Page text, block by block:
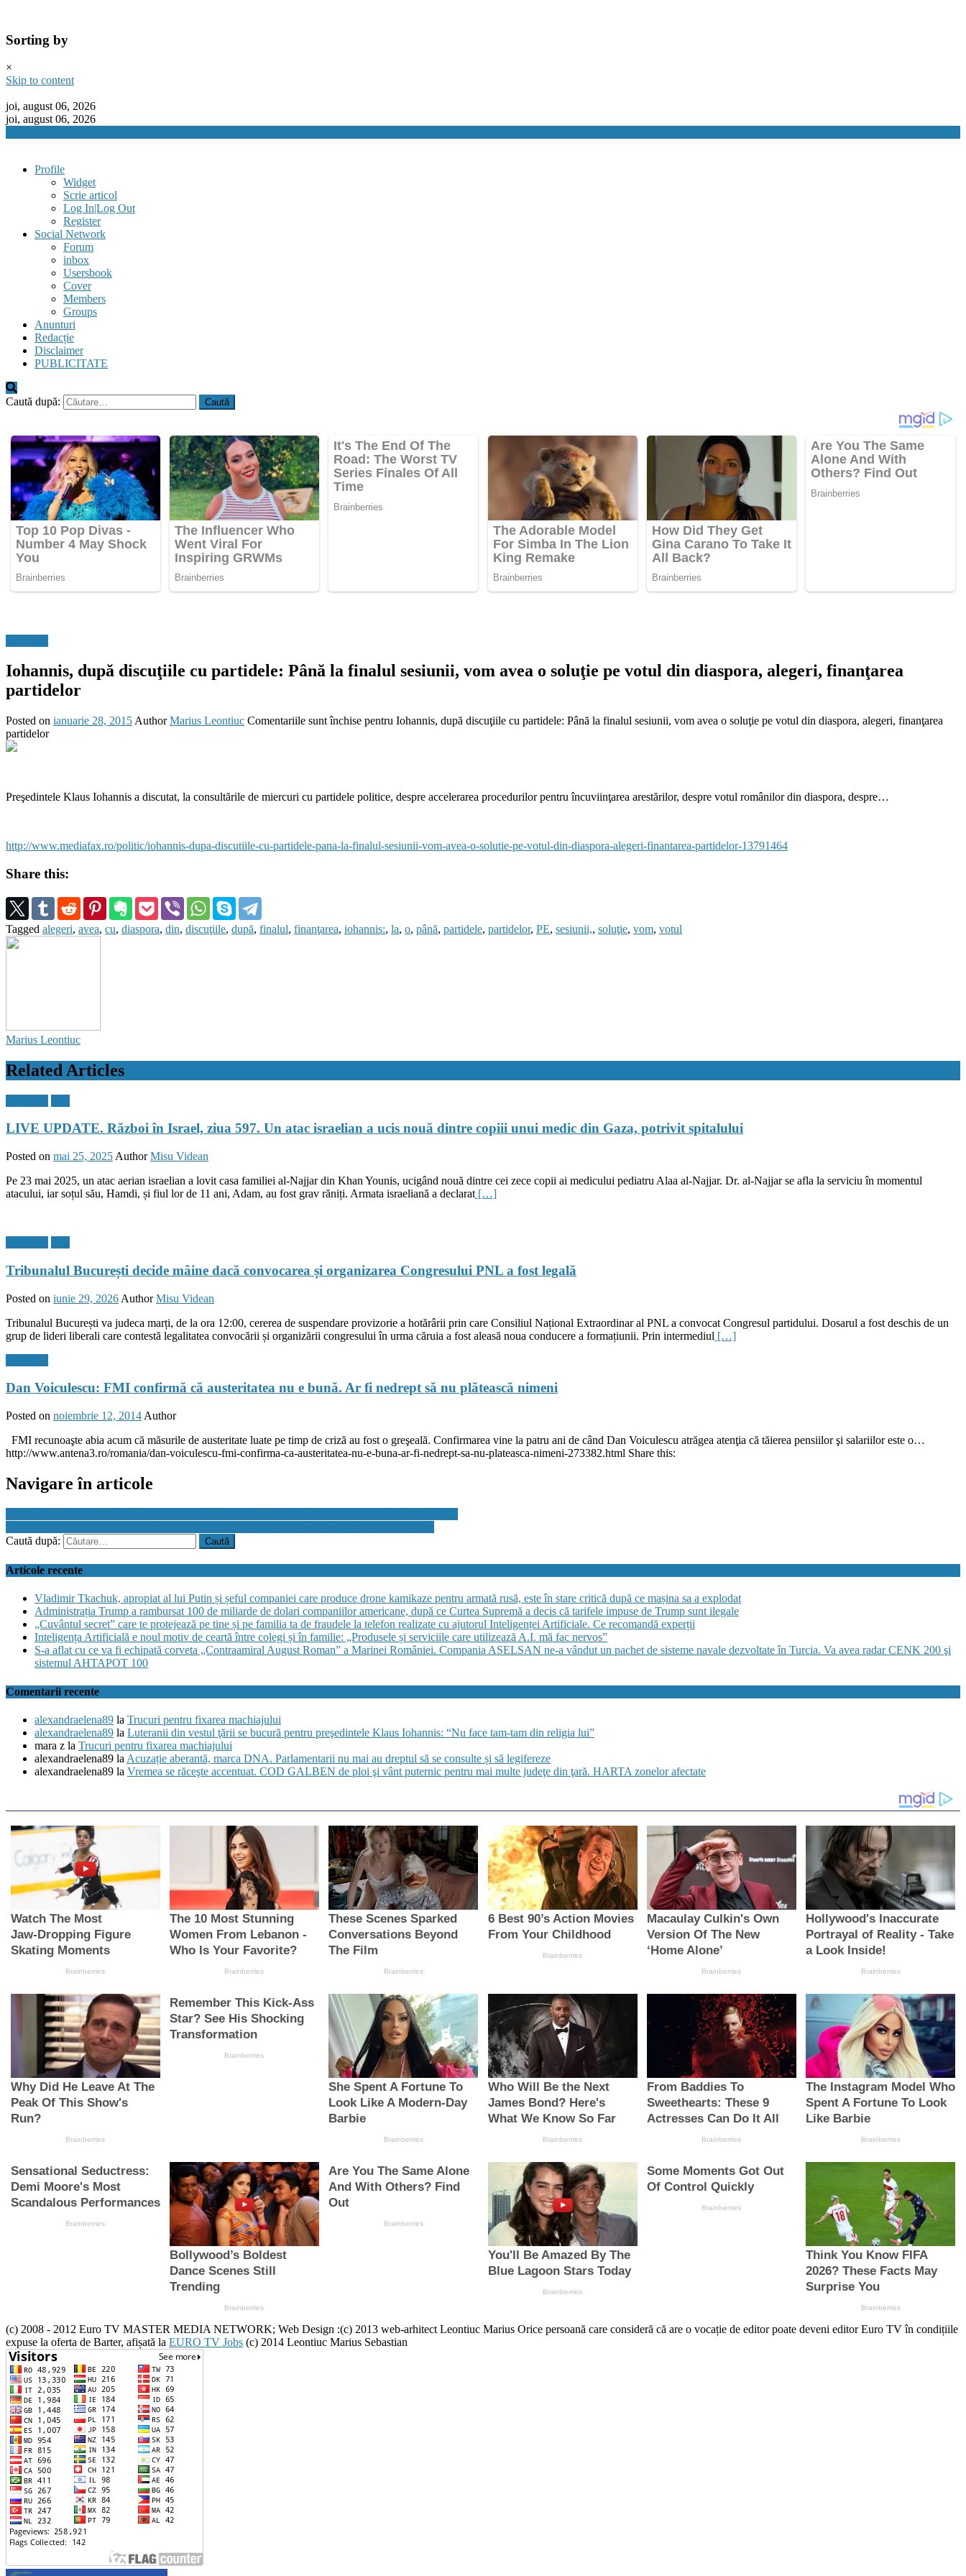
Sorting by
×
Skip to content
joi, august 06, 2026
joi, august 06, 2026
Profile
Widget
Scrie articol
Log In|Log Out
Register
Social Network
Forum
inbox
Usersbook
Cover
Members
Groups
Anunturi
Redacție
Disclaimer
PUBLICITATE
Caută după:
Iohannis, după discuţiile cu partidele: Până la finalul sesiunii, vom avea o soluţie pe votul din diaspora, alegeri, finanţarea
partidelor
Posted on ianuarie 28, 2015 Author Marius Leontiuc Comentariile sunt închise pentru Iohannis, după discuţiile cu partidele: Până la finalul sesiunii, vom avea o soluţie pe votul din diaspora, alegeri, finanţarea
partidelor
Preşedintele Klaus Iohannis a discutat, la consultările de miercuri cu partidele politice, despre accelerarea procedurilor pentru încuviinţarea arestărilor, despre votul românilor din diaspora, despre…
http://www.mediafax.ro/politic/iohannis-dupa-discutiile-cu-partidele-pana-la-finalul-sesiunii-vom-avea-o-solutie-pe-votul-din-diaspora-alegeri-finantarea-partidelor-13791464
Share this:
Tagged alegeri, avea, cu, diaspora, din, discuţiile, după, finalul, finanţarea, iohannis:, la, o, până, partidele, partidelor, PE, sesiunii,, soluţie, vom, votul
Marius Leontiuc
Related Articles
LIVE UPDATE. Război în Israel, ziua 597. Un atac israelian a ucis nouă dintre copiii unui medic din Gaza, potrivit spitalului
Posted on mai 25, 2025 Author Misu Videan
Pe 23 mai 2025, un atac aerian israelian a lovit casa familiei al-Najjar din Khan Younis, ucigând nouă dintre cei zece copii ai medicului pediatru Alaa al-Najjar. Dr. al-Najjar se afla la serviciu în momentul
atacului, iar soțul său, Hamdi, și fiul lor de 11 ani, Adam, au fost grav răniți. Armata israeliană a declarat […]
Tribunalul București decide mâine dacă convocarea și organizarea Congresului PNL a fost legală
Posted on iunie 29, 2026 Author Misu Videan
Tribunalul București va judeca marți, de la ora 12:00, cererea de suspendare provizorie a hotărârii prin care Consiliul Național Extraordinar al PNL a convocat Congresul partidului. Dosarul a fost deschis de un
grup de lideri liberali care contestă legalitatea convocării și organizării congresului în urma căruia a fost aleasă noua conducere a formațiunii. Prin intermediul […]
Dan Voiculescu: FMI confirmă că austeritatea nu e bună. Ar fi nedrept să nu plătească nimeni
Posted on noiembrie 12, 2014 Author
FMI recunoaşte abia acum că măsurile de austeritate luate pe timp de criză au fost o greşeală. Confirmarea vine la patru ani de când Dan Voiculescu atrăgea atenţia că tăierea pensiilor şi salariilor este o…
http://www.antena3.ro/romania/dan-voiculescu-fmi-confirma-ca-austeritatea-nu-e-buna-ar-fi-nedrept-sa-nu-plateasca-nimeni-273382.html Share this:
Navigare în articole
Caută după:
Articole recente
Vladimir Tkachuk, apropiat al lui Putin și șeful companiei care produce drone kamikaze pentru armată rusă, este în stare critică după ce mașina sa a explodat
Administrația Trump a rambursat 100 de miliarde de dolari companiilor americane, după ce Curtea Supremă a decis că tarifele impuse de Trump sunt ilegale
„Cuvântul secret” care te protejează pe tine și pe familia ta de fraudele la telefon realizate cu ajutorul Inteligenței Artificiale. Ce recomandă experții
Inteligența Artificială e noul motiv de ceartă între colegi și în familie: „Produsele și serviciile care utilizează A.I. mă fac nervos”
S-a aflat cu ce va fi echipată corveta „Contraamiral August Roman” a Marinei României. Compania ASELSAN ne-a vândut un pachet de sisteme navale dezvoltate în Turcia. Va avea radar CENK 200 şi
sistemul AHTAPOT 100
Comentarii recente
alexandraelena89 la Trucuri pentru fixarea machiajului
alexandraelena89 la Luteranii din vestul ţării se bucură pentru preşedintele Klaus Iohannis: “Nu face tam-tam din religia lui”
mara z la Trucuri pentru fixarea machiajului
alexandraelena89 la Acuzație aberantă, marca DNA. Parlamentarii nu mai au dreptul să se consulte și să legifereze
alexandraelena89 la Vremea se răceşte accentuat. COD GALBEN de ploi şi vânt puternic pentru mai multe judeţe din ţară. HARTA zonelor afectate
(c) 2008 - 2012 Euro TV MASTER MEDIA NETWORK; Web Design :(c) 2013 web-arhitect Leontiuc Marius Orice persoană care consideră că are o vocație de editor poate deveni editor Euro TV în condițiile
expuse la oferta de Barter, afișată la EURO TV Jobs (c) 2014 Leontiuc Marius Sebastian